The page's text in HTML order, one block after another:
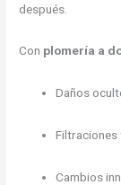
después.
Con plomería a
Daños
Filtraciones
Cambios